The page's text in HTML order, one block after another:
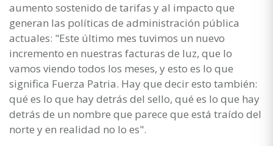
aumento sostenido de tarifas y al impacto que
generan las políticas de administración pública
actuales: "Este último mes tuvimos un nuevo
incremento en nuestras facturas de luz, que lo
vamos viendo todos los meses, y esto es lo que
significa Fuerza Patria. Hay que decir esto también:
qué es lo que hay detrás del sello, qué es lo que hay
detrás de un nombre que parece que está traído del
norte y en realidad no lo es".